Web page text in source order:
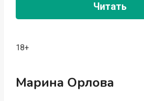
Читать
18+
Марина Орлова